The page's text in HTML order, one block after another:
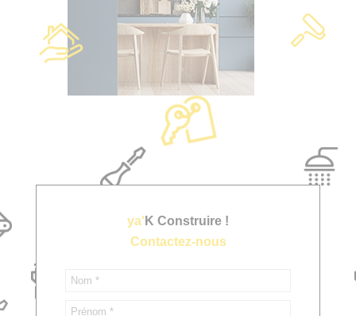
ya' K Construire !
Contactez-nous